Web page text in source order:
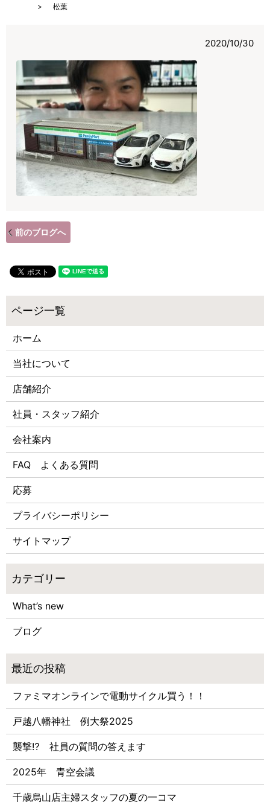
松葉
2020/10/30
前のブログへ
ホーム
当社について
店舗紹介
社員・スタッフ紹介
会社案内
FAQ よくある質問
応募
プライバシーポリシー
サイトマップ
What’s new
ブログ
ファミマオンラインで電動サイクル買う！！
戸越八幡神社 例大祭2025
襲撃⁉ 社員の質問の答えます
2025年 青空会議
千歳烏山店主婦スタッフの夏の一コマ